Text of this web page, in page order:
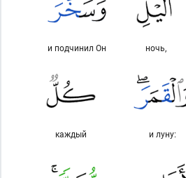
ночь,
и подчинил Он
и луну:
каждый